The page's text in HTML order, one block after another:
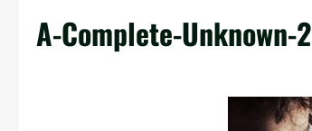
A-Complete-Unknown-2